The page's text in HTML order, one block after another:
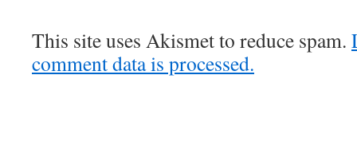
This site uses Akismet to reduce spam.
comment data is processed.